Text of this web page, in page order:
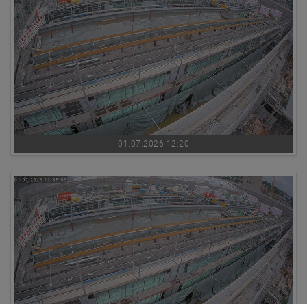
01.07.2026 12:20